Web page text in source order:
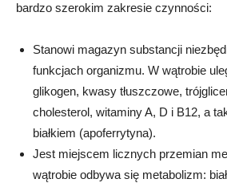
bardzo szerokim zakresie czynności:
Stanowi magazyn substancji
funkcjach organizmu. W wątrobie
glikogen, kwasy tłuszczowe,
cholesterol, witaminy A, D i B12, a
białkiem (apoferrytyna).
Jest miejscem licznych przemian
wątrobie odbywa się metabolizm: